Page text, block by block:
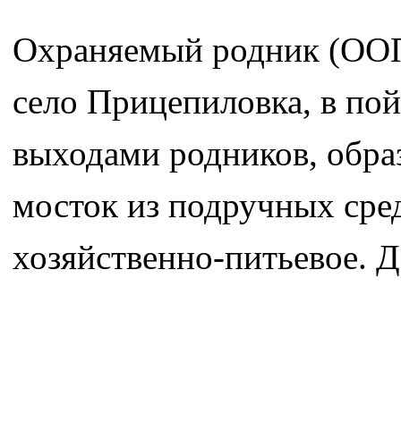
Охраняемый родник
село Прицепиловка, в
выходами родников,
мосток из подручных
хозяйственно-питьевое.